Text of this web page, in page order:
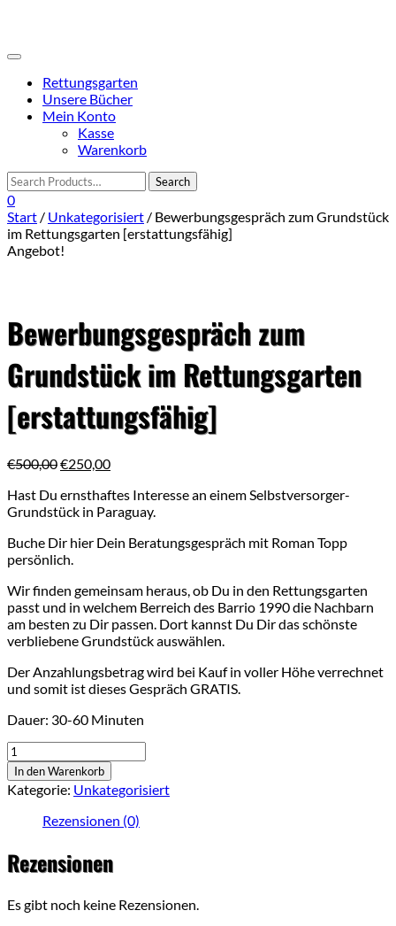
Toggle
navigationRettungsgarten
Unsere Bücher
Mein Konto
Kasse
Warenkorb
0
Start / Unkategorisiert / Bewerbungsgespräch zum Grundstück
im Rettungsgarten [erstattungsfähig]
Angebot!
Bewerbungsgespräch zum
Grundstück im Rettungsgarten
[erstattungsfähig]
€500,00Ursprünglicher
war:
€500,00
€250,00Aktueller
ist:
€250,00.
Hast Du ernsthaftes Interesse an einem Selbstversorger-
Grundstück in Paraguay.
Buche Dir hier Dein Beratungsgespräch mit Roman Topp
persönlich.
Wir finden gemeinsam heraus, ob Du in den Rettungsgarten
passt und in welchem Berreich des Barrio 1990 die Nachbarn
am besten zu Dir passen. Dort kannst Du Dir das schönste
verbliebene Grundstück auswählen.
Der Anzahlungsbetrag wird bei Kauf in voller Höhe verrechnet
und somit ist dieses Gespräch GRATIS.
Dauer: 30-60 Minuten
Bewerbungsgespräch
zum
Grundstück
im
Rettungsgarten
Menge
In den Warenkorb
Kategorie: Unkategorisiert
Rezensionen (0)
Rezensionen
Es gibt noch keine Rezensionen.